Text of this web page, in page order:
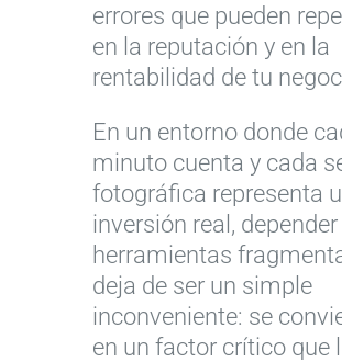
errores que pueden
en la reputación y en la
rentabilidad de tu
En un entorno donde
minuto cuenta y cada
fotográfica representa
inversión real,
herramientas
deja de ser un simple
inconveniente: se
en un factor crítico que